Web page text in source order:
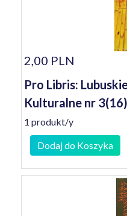
2,00 PLN
Pro Libris:
Kulturalne nr
1 produkt/y
Dodaj do Koszyka